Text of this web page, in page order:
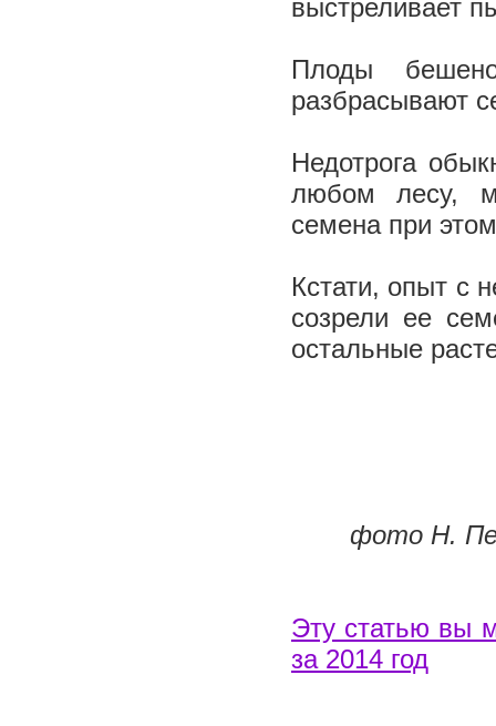
выстреливает
Плоды
разбрасывают
Недотрога
любом лесу,
семена при
Кстати, опыт с
созрели ее
остальные
фото Н.
Эту статью вы
за 2014 год